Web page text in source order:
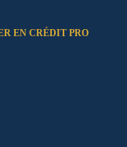
EN CRÉDIT PRO